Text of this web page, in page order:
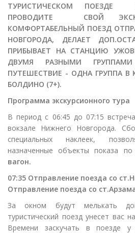
ТУРИСТИЧЕСКОМ
ПРОВОДИТЕ СВОЙ
КОМФОРТАБЕЛЬНЫЙ ПОЕЗД
НОВГОРОДА, ДЕЛАЕТ
ПРИБЫВАЕТ НА СТАНЦИЮ
ДВУМЯ РАЗНЫМИ
ПУТЕШЕСТВИЕ - ОДНА ГРУППА В
БОЛДИНО (7+).
Программа экскурсионного тура
В период с 06:45 до 07:15
вокзале Нижнего Новгорода.
специальных наклеек,
назначенные объекты показа
вагон.
07:35 Отправление поезда со
Отправление поезда со
За окном будут мелькать
туристический поезд унесет вас
Времени заскучать в поезде